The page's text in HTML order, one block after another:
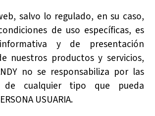
salvo lo regulado, en su caso,
de uso específicas, es
y de presentación
nuestros productos y servicios,
no se responsabiliza por las
de cualquier tipo que pueda
USUARIA.